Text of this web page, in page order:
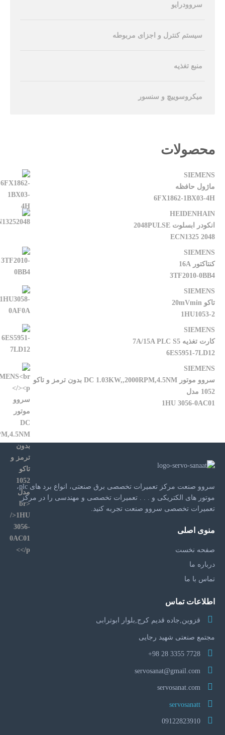
سروودرایو
سیستم کنترل و اجزای مربوطه
منبع تغذیه
میکروسوییچ و سنسور
محصولات
SIEMENS
ماژول حافظه
6FX1862-1BX03-4H
HEIDENHAIN
انکودر ابسلوت 2048PULSE
ECN1325 2048
SIEMENS
کنتاکتور 16A
3TF2010-0BB4
SIEMENS
تاکو 20mVmin
1HU1053-2
SIEMENS
کارت تغذیه 7A/15A PLC S5
6ES5951-7LD12
SIEMENS
سروو موتور DC 1.03KW,,2000RPM,4.5NM بدون ترمز و تاکو
1052 مدل
1HU 3056-0AC01
سروو صنعت مرکز تعمیرات تخصصی برق صنعتی، انواع برد های plc،
موتور های الکتریکی و . . . تعمیرات تخصصی و مهندسی را در مرکز
تعمیرات تخصصی سروو صنعت تجربه کنید.
منوی اصلی
صفحه نخست
درباره ما
تماس با ما
اطلاعات تماس
قزوین,جاده قدیم کرج,بلوار ابوترابی
مجتمع صنعتی شهید رجایی